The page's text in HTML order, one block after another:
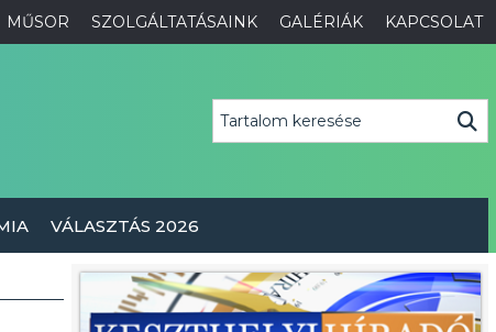
MŰSOR SZOLGÁLTATÁSAINK GALÉRIÁK KAPCSOLAT
VÁLASZTÁS 2026